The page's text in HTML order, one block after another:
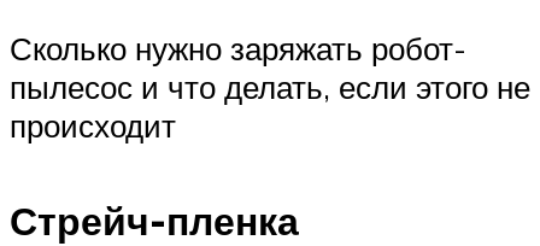
Сколько нужно заряжать робот-
пылесос и что делать, если этого не
происходит
Стрейч-пленка